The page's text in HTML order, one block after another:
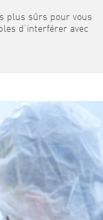
plus sûrs pour vous
d’interférer avec